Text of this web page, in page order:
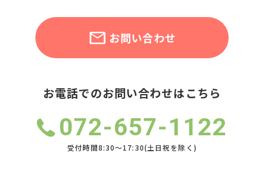
お問い合わせ
お電話でのお問い合わせはこちら
072-657-1122
受付時間8:30～17:30(土日祝を除く)